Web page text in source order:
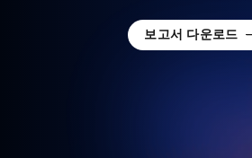
보고서 다운로드